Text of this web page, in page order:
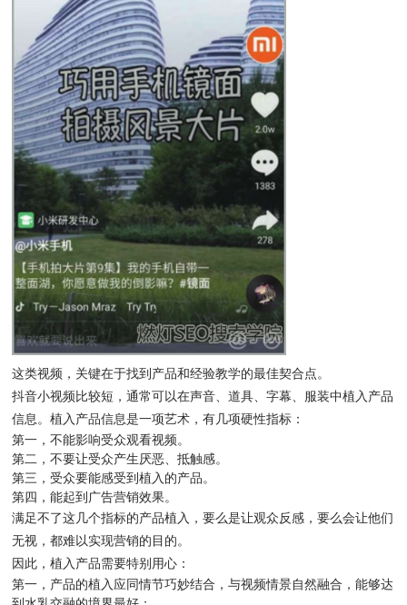
这类视频，关键在于找到产品和经验教学的最佳契合点。
抖音小视频比较短，通常可以在声音、道具、字幕、服装中植入产品
信息。植入产品信息是一项艺术，有几项硬性指标：
第一，不能影响受众观看视频。
第二，不要让受众产生厌恶、抵触感。
第三，受众要能感受到植入的产品。
第四，能起到广告营销效果。
满足不了这几个指标的产品植入，要么是让观众反感，要么会让他们
无视，都难以实现营销的目的。
因此，植入产品需要特别用心：
第一，产品的植入应同情节巧妙结合，与视频情景自然融合，能够达